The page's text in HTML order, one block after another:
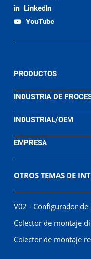
LinkedIn
YouTube
PRODUCTOS
INDUSTRIA DE
INDUSTRIAL/OEM
EMPRESA
OTROS TEMAS DE
V02 - Configurador
Colector de montaje
Colector de montaje